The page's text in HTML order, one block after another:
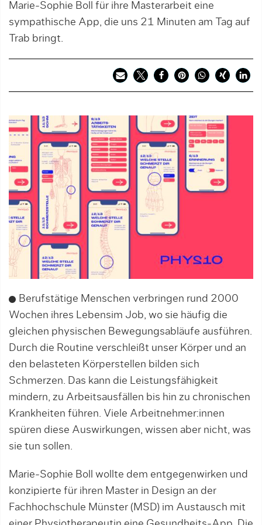
Marie-Sophie Boll für ihre Masterarbeit eine
sympathische App, die uns 21 Minuten am Tag auf
Trab bringt.
Berufstätige Menschen verbringen rund 2000
Wochen ihres Lebensim Job, wo sie häufig die
gleichen physischen Bewegungsabläufe ausführen.
Durch die Routine verschleißt unser Körper und an
den belasteten Körperstellen bilden sich
Schmerzen. Das kann die Leistungsfähigkeit
mindern, zu Arbeitsausfällen bis hin zu chronischen
Krankheiten führen. Viele Arbeitnehmer:innen
spüren diese Auswirkungen, wissen aber nicht, was
sie tun sollen.
Marie-Sophie Boll wollte dem entgegenwirken und
konzipierte für ihren Master in Design an der
Fachhochschule Münster (MSD) im Austausch mit